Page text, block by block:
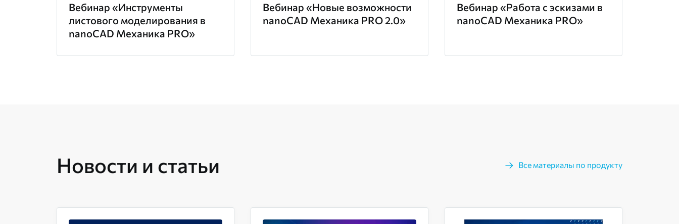
Вебинар «Инструменты
листового моделирования в
nanoCAD Механика PRO»
Вебинар «Новые возможности
nanoCAD Механика PRO 2.0»
Вебинар «Работа с эскизами в
nanoCAD Механика PRO»
Новости и статьи Все материалы по продукту